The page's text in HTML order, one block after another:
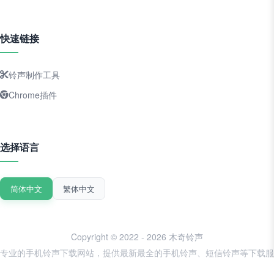
快速链接
铃声制作工具
Chrome插件
选择语言
简体中文 繁体中文
Copyright © 2022 - 2026 木奇铃声
专业的手机铃声下载网站，提供最新最全的手机铃声、短信铃声等下载服